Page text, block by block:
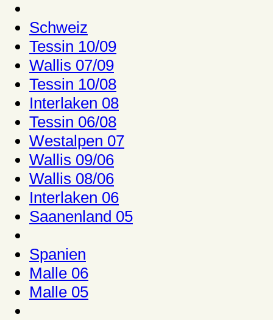
Schweiz
Tessin 10/09
Wallis 07/09
Tessin 10/08
Interlaken 08
Tessin 06/08
Westalpen 07
Wallis 09/06
Wallis 08/06
Interlaken 06
Saanenland 05
Spanien
Malle 06
Malle 05